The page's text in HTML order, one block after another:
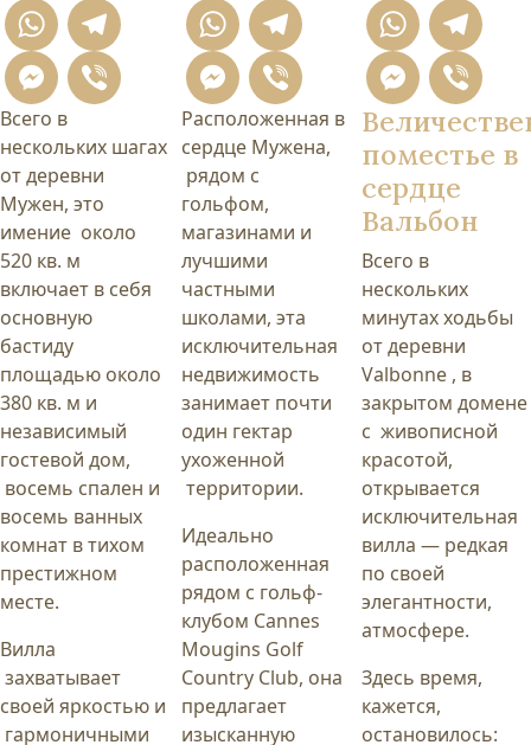
WhatsApp
Telegram
Messenger
Viber
Всего в
нескольких шагах
от деревни
Мужен, это
имение около
520 кв. м
включает в себя
основную
бастиду
площадью около
380 кв. м и
независимый
гостевой дом,
восемь спален и
восемь ванных
комнат в тихом
престижном
месте.
Вилла
захватывает
своей яркостью и
гармоничными
WhatsApp
Telegram
Messenger
Viber
Расположенная в
сердце Мужена,
рядом с
гольфом,
магазинами и
лучшими
частными
школами, эта
исключительная
недвижимость
занимает почти
один гектар
ухоженной
территории.
Идеально
расположенная
рядом с гольф-
клубом Cannes
Mougins Golf
Country Club, она
предлагает
изысканную
поместье в
сердце
Вальбон
Всего в
нескольких
минутах ходьбы
от деревни
Valbonne , в
закрытом домене
с живописной
красотой,
открывается
исключительная
вилла — редкая
по своей
элегантности,
атмосфере.
Здесь время,
кажется,
остановилось: